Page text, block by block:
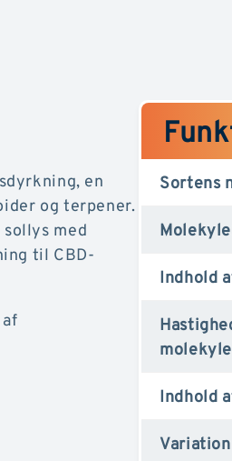
en
og terpener.
med
til CBD-
Sortens
Indhold
Indhold
Variation